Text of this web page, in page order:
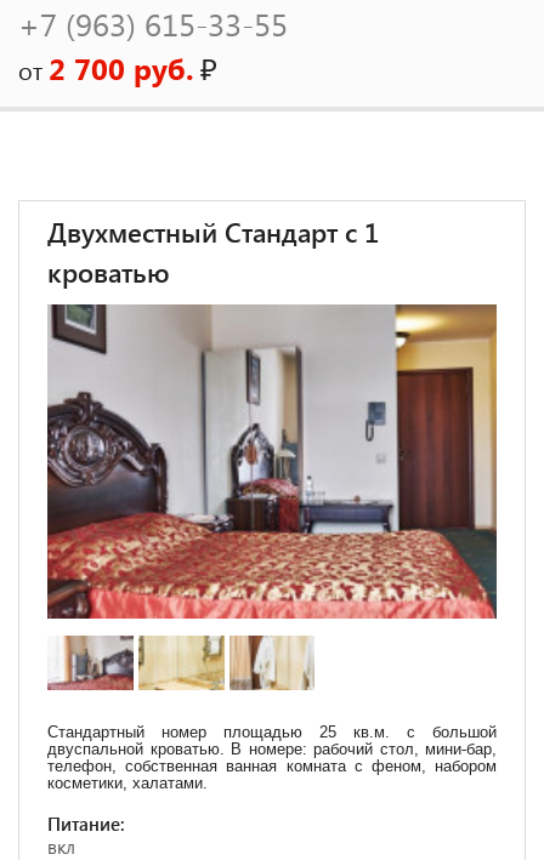
+7 (963) 615-33-55
от 2 700 руб.₽
Двухместный Стандарт с 1
кроватью
Стандартный номер площадью 25 кв.м. с большой
двуспальной кроватью. В номере: рабочий стол, мини-бар,
телефон, собственная ванная комната с феном, набором
косметики, халатами.
Питание:
вкл